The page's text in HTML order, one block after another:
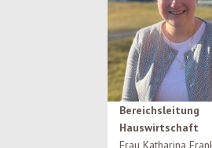
Bereichsleitung
Hauswirtschaft
Frau Katharina